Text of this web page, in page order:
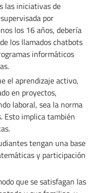
las iniciativas de
por
los 16 años, debería
los llamados chatbots
informáticos
el aprendizaje activo,
en proyectos,
laboral, sea la norma
Esto implica también
tengan una base
y participación
que se satisfagan las